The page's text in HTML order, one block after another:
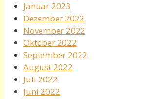
Januar 2023
Dezember 2022
November 2022
Oktober 2022
September 2022
August 2022
Juli 2022
Juni 2022